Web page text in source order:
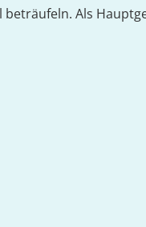
beträufeln. Als